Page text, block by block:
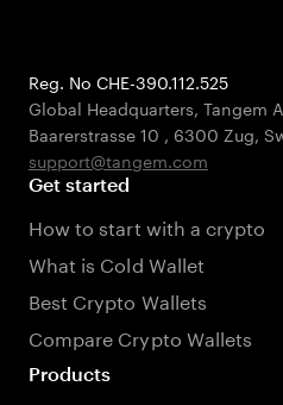
Reg. No CHE-390.112.525
Global Headquarters, Tangem
Baarerstrasse 10 , 6300 Zug,
support@tangem.com
Get started
How to start with a crypto
What is Cold Wallet
Best Crypto Wallets
Compare Crypto Wallets
Products